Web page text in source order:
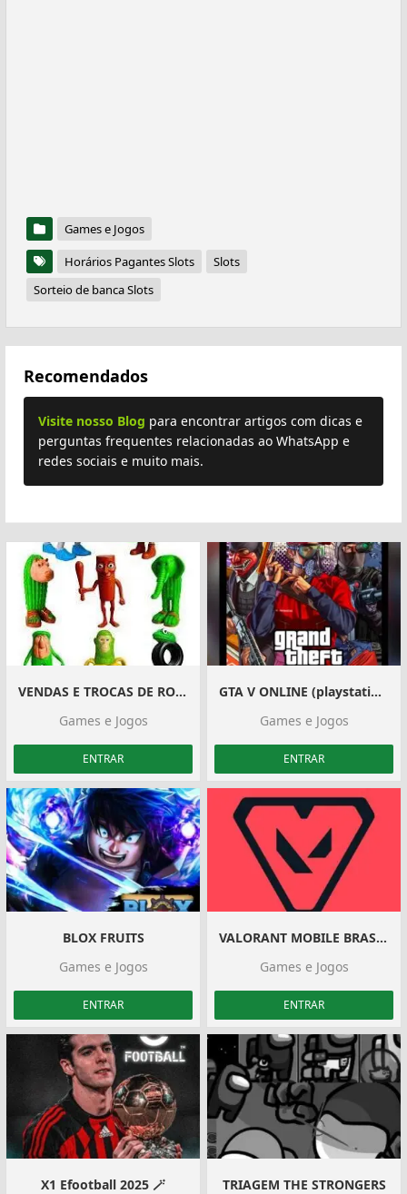
Games e Jogos
Horários Pagantes Slots
Slots
Sorteio de banca Slots
Recomendados
Visite nosso Blog para encontrar artigos com dicas e
perguntas frequentes relacionadas ao WhatsApp e
redes sociais e muito mais.
VENDAS E TROCAS DE ROUBE UM BRAINROT
Games e Jogos
ENTRAR
GTA V ONLINE (playstation 5)
Games e Jogos
ENTRAR
BLOX FRUITS
Games e Jogos
ENTRAR
VALORANT MOBILE BRASIL 🇧🇷
Games e Jogos
ENTRAR
X1 Efootball 2025 🪄
TRIAGEM THE STRONGERS